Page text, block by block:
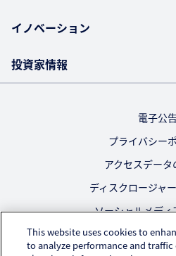
イノベーション
投資家情報
電子公
プライバシー
アクセスデータ
ディスクロージャ
ソーシャルメディ
ご利用にあ
This website uses cookies to
to analyze performance and traffic